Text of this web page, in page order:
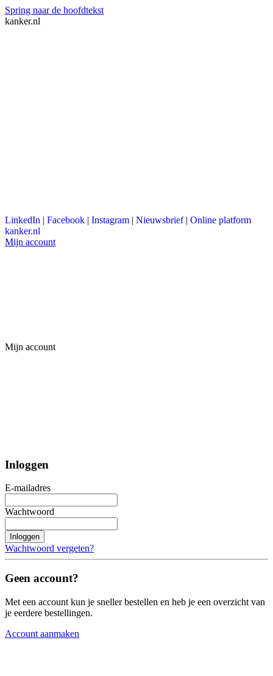
Spring naar de hoofdtekst
kanker.nl
LinkedIn | Facebook | Instagram | Nieuwsbrief | Online platform
kanker.nl
Mijn account
Mijn account
Inloggen
E-mailadres
Wachtwoord
Inloggen
Wachtwoord vergeten?
Geen account?
Met een account kun je sneller bestellen en heb je een overzicht van
je eerdere bestellingen.
Account aanmaken